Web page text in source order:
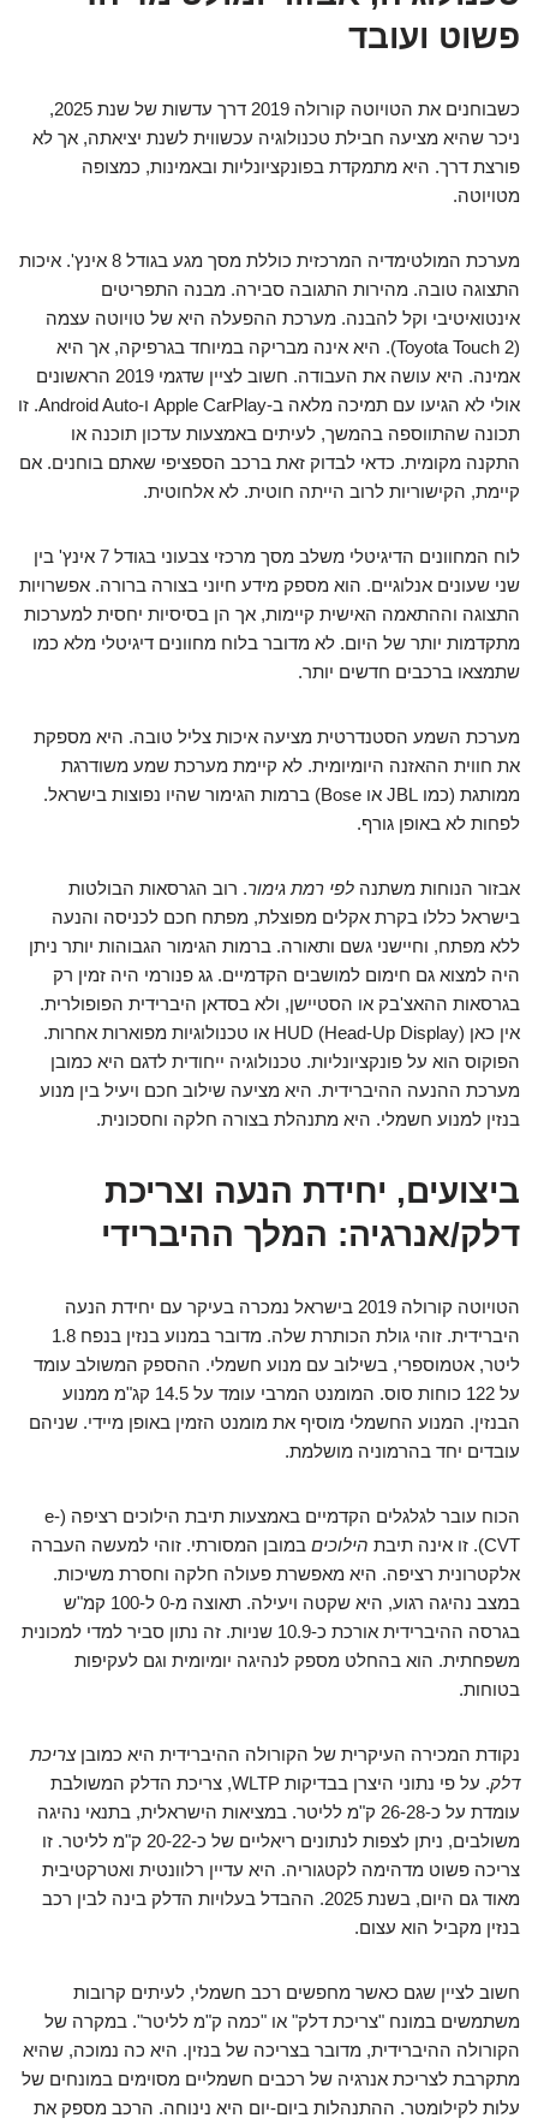
פשוט ועובד
כשבוחנים את הטויוטה קורולה 2019 דרך עדשות של שנת 2025,
ניכר שהיא מציעה חבילת טכנולוגיה עכשווית לשנת יציאתה, אך לא
פורצת דרך. היא מתמקדת בפונקציונליות ובאמינות, כמצופה
מטויוטה.
מערכת המולטימדיה המרכזית כוללת מסך מגע בגודל 8 אינץ'. איכות
התצוגה טובה. מהירות התגובה סבירה. מבנה התפריטים
אינטואיטיבי וקל להבנה. מערכת ההפעלה היא של טויוטה עצמה
(Toyota Touch 2). היא אינה מבריקה במיוחד בגרפיקה, אך היא
אמינה. היא עושה את העבודה. חשוב לציין שדגמי 2019 הראשונים
אולי לא הגיעו עם תמיכה מלאה ב-Apple CarPlay ו-Android Auto. זו
תכונה שהתווספה בהמשך, לעיתים באמצעות עדכון תוכנה או
התקנה מקומית. כדאי לבדוק זאת ברכב הספציפי שאתם בוחנים. אם
קיימת, הקישוריות לרוב הייתה חוטית. לא אלחוטית.
לוח המחוונים הדיגיטלי משלב מסך מרכזי צבעוני בגודל 7 אינץ' בין
שני שעונים אנלוגיים. הוא מספק מידע חיוני בצורה ברורה. אפשרויות
התצוגה וההתאמה האישית קיימות, אך הן בסיסיות יחסית למערכות
מתקדמות יותר של היום. לא מדובר בלוח מחוונים דיגיטלי מלא כמו
שתמצאו ברכבים חדשים יותר.
מערכת השמע הסטנדרטית מציעה איכות צליל טובה. היא מספקת
את חווית ההאזנה היומיומית. לא קיימת מערכת שמע משודרגת
ממותגת (כמו JBL או Bose) ברמות הגימור שהיו נפוצות בישראל.
לפחות לא באופן גורף.
אבזור הנוחות משתנה לפי רמת גימור. רוב הגרסאות הבולטות
בישראל כללו בקרת אקלים מפוצלת, מפתח חכם לכניסה והנעה
ללא מפתח, וחיישני גשם ותאורה. ברמות הגימור הגבוהות יותר ניתן
היה למצוא גם חימום למושבים הקדמיים. גג פנורמי היה זמין רק
בגרסאות ההאצ'בק או הסטיישן, ולא בסדאן היברידית הפופולרית.
אין כאן HUD (Head-Up Display) או טכנולוגיות מפוארות אחרות.
הפוקוס הוא על פונקציונליות. טכנולוגיה ייחודית לדגם היא כמובן
מערכת ההנעה ההיברידית. היא מציעה שילוב חכם ויעיל בין מנוע
בנזין למנוע חשמלי. היא מתנהלת בצורה חלקה וחסכונית.
ביצועים, יחידת הנעה וצריכת
דלק/אנרגיה: המלך ההיברידי
הטויוטה קורולה 2019 בישראל נמכרה בעיקר עם יחידת הנעה
היברידית. זוהי גולת הכותרת שלה. מדובר במנוע בנזין בנפח 1.8
ליטר, אטמוספרי, בשילוב עם מנוע חשמלי. ההספק המשולב עומד
על 122 כוחות סוס. המומנט המרבי עומד על 14.5 קג"מ ממנוע
הבנזין. המנוע החשמלי מוסיף את מומנט הזמין באופן מיידי. שניהם
עובדים יחד בהרמוניה מושלמת.
הכוח עובר לגלגלים הקדמיים באמצעות תיבת הילוכים רציפה (e-
CVT). זו אינה תיבת
הילוכים במובן המסורתי. זוהי למעשה העברה
אלקטרונית רציפה. היא מאפשרת פעולה חלקה וחסרת משיכות.
במצב נהיגה רגוע, היא שקטה ויעילה. תאוצה מ-0 ל-100 קמ"ש
בגרסה ההיברידית אורכת כ-10.9 שניות. זה נתון סביר למדי למכונית
משפחתית. הוא בהחלט מספק לנהיגה יומיומית וגם לעקיפות
בטוחות.
נקודת המכירה העיקרית של הקורולה ההיברידית היא כמובןצריכת
דלק
. על פי נתוני היצרן בבדיקות WLTP, צריכת הדלק המשולבת
עומדת על כ-26-28 ק"מ לליטר. במציאות הישראלית, בתנאי נהיגה
משולבים, ניתן לצפות לנתונים ריאליים של כ-20-22 ק"מ לליטר. זו
צריכה פשוט מדהימה לקטגוריה. היא עדיין רלוונטית ואטרקטיבית
מאוד גם היום, בשנת 2025. ההבדל בעלויות הדלק בינה לבין רכב
בנזין מקביל הוא עצום.
חשוב לציין שגם כאשר מחפשים רכב חשמלי, לעיתים קרובות
משתמשים במונח "צריכת דלק" או "כמה ק"מ לליטר". במקרה של
הקורולה ההיברידית, מדובר בצריכה של בנזין. היא כה נמוכה, שהיא
מתקרבת לצריכת אנרגיה של רכבים חשמליים מסוימים במונחים של
עלות לקילומטר. ההתנהלות ביום-יום היא נינוחה. הרכב מספק את